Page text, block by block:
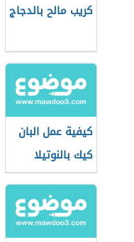
كريب مالح بالدجاج
كيفية عمل البان
كيك بالنوتيلا